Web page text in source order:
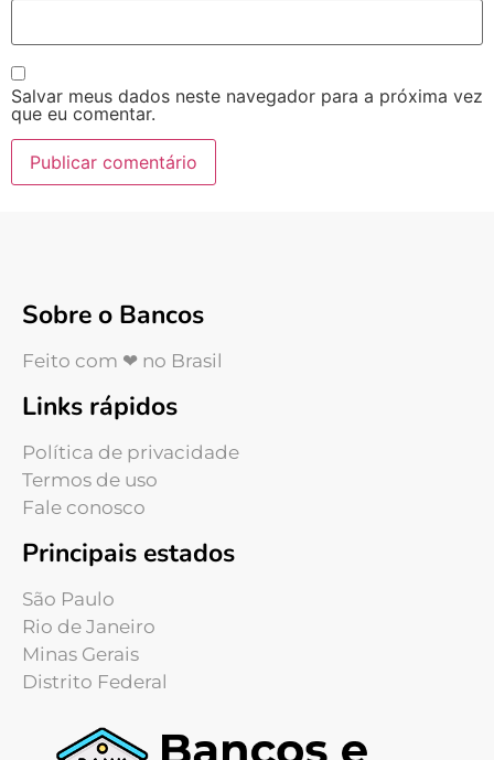
Salvar meus dados neste navegador para a próxima vez
que eu comentar.
Sobre o Bancos
Feito com ❤ no Brasil
Links rápidos
Política de privacidade
Termos de uso
Fale conosco
Principais estados
São Paulo
Rio de Janeiro
Minas Gerais
Distrito Federal